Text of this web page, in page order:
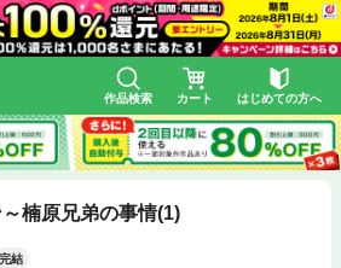
作品検索 カート はじめての方へ
楠原兄弟の事情(1)
完結